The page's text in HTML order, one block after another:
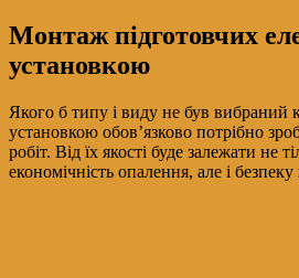
Монтаж підготовчих
установкою
Якого б типу і виду не був вибраний
установкою обов’язково потрібно
робіт. Від їх якості буде залежати не
економічність опалення, але і